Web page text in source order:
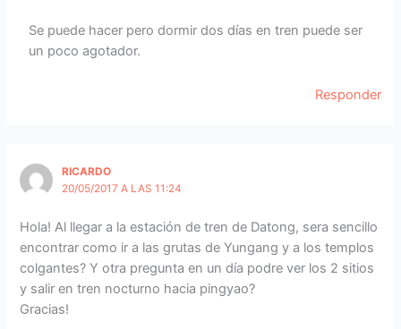
Se puede hacer pero dormir dos días en tren puede ser
un poco agotador.
Responder
RICARDO
20/05/2017 A LAS 11:24
Hola! Al llegar a la estación de tren de Datong, sera sencillo
encontrar como ir a las grutas de Yungang y a los templos
colgantes? Y otra pregunta en un día podre ver los 2 sitios
y salir en tren nocturno hacia pingyao?
Gracias!